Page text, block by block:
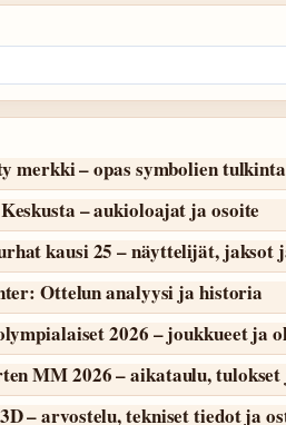
merkki – opas symbolien
– aukioloajat ja osoite
kausi 25 – näyttelijät, jaksot
Ottelun analyysi ja historia
2026 – joukkueet ja
MM 2026 – aikataulu,
– arvostelu, tekniset tiedot ja